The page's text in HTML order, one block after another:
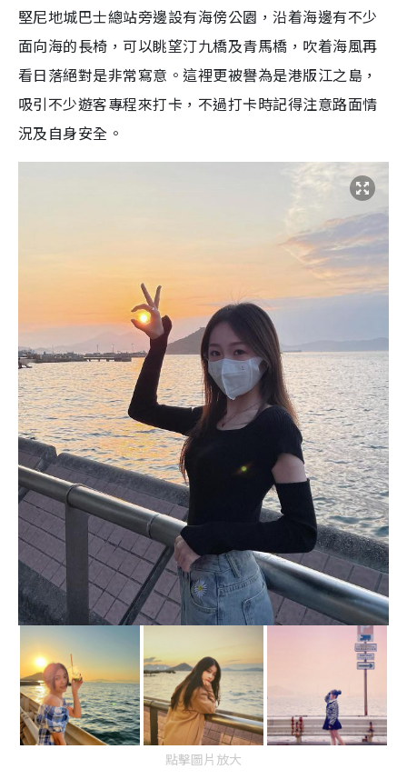
堅尼地城巴士總站旁邊設有海傍公園，沿着海邊有不少
面向海的長椅，可以眺望汀九橋及青馬橋，吹着海風再
看日落絕對是非常寫意。這裡更被譽為是港版江之島，
吸引不少遊客專程來打卡，不過打卡時記得注意路面情
況及自身安全。
點擊圖片放大